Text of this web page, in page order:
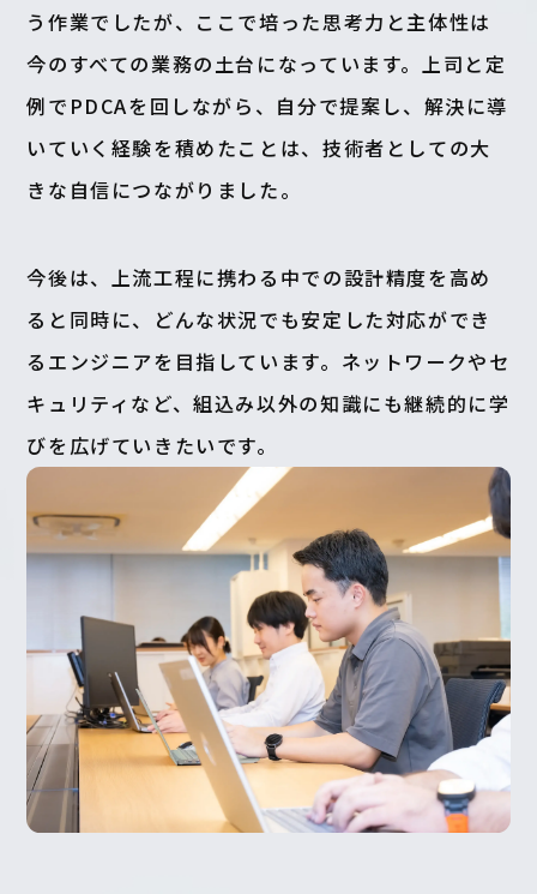
う作業でしたが、ここで培った思考力と主体性は
今のすべての業務の土台になっています。上司と定
例でPDCAを回しながら、自分で提案し、解決に導
いていく経験を積めたことは、技術者としての大
きな自信につながりました。
今後は、上流工程に携わる中での設計精度を高め
ると同時に、どんな状況でも安定した対応ができ
るエンジニアを目指しています。ネットワークやセ
キュリティなど、組込み以外の知識にも継続的に学
びを広げていきたいです。